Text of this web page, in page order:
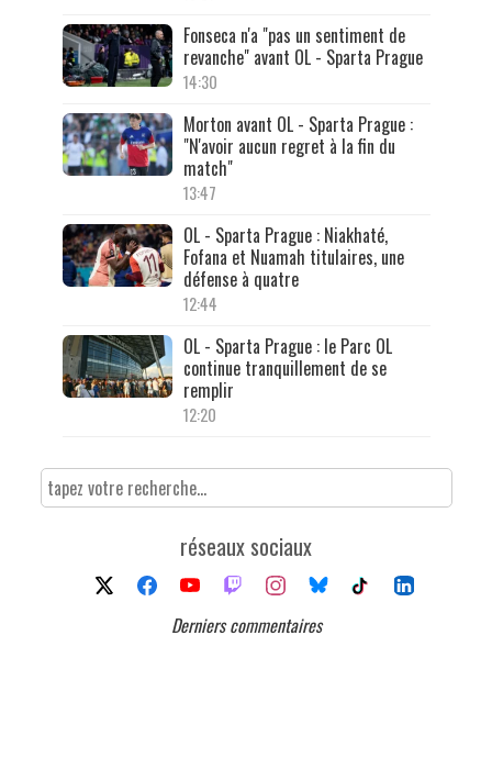
Fonseca n'a "pas un sentiment de
revanche" avant OL - Sparta Prague
14:30
Morton avant OL - Sparta Prague :
"N'avoir aucun regret à la fin du
match"
13:47
OL - Sparta Prague : Niakhaté,
Fofana et Nuamah titulaires, une
défense à quatre
12:44
OL - Sparta Prague : le Parc OL
continue tranquillement de se
remplir
12:20
réseaux sociaux
Derniers commentaires